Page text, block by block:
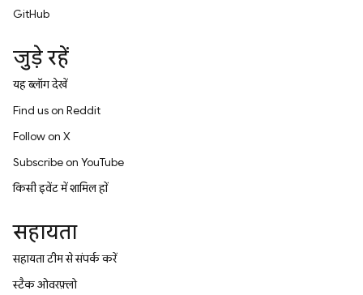
GitHub
जुड़े रहें
यह ब्लॉग देखें
Find us on Reddit
Follow on X
Subscribe on YouTube
किसी इवेंट में शामिल हों
सहायता
सहायता टीम से संपर्क करें
स्टैक ओवरफ़्लो